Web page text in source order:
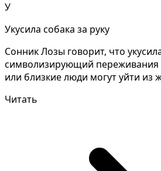
У
Укусила собака за руку
Сонник Лозы говорит, что
символизирующий переживания
или близкие люди могут уйти из
Читать